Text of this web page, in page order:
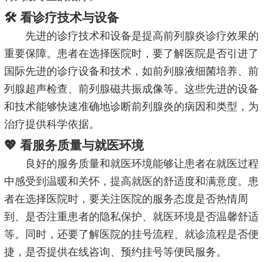
🛠️ 看诊疗技术与设备
先进的诊疗技术和设备是提高前列腺炎诊疗效果的
重要保障。患者在选择医院时，要了解医院是否引进了
国际先进的诊疗设备和技术，如前列腺液细菌培养、前
列腺超声检查、前列腺磁共振成像等。这些先进的设备
和技术能够快速准确地诊断前列腺炎的病因和类型，为
治疗提供科学依据。
💖 看服务质量与就医环境
良好的服务质量和就医环境能够让患者在就医过程
中感受到温暖和关怀，提高就医的舒适度和满意度。患
者在选择医院时，要关注医院的服务态度是否热情周
到、是否注重患者的隐私保护、就医环境是否温馨舒适
等。同时，还要了解医院的挂号流程、就诊流程是否便
捷，是否提供在线咨询、预约挂号等便民服务。